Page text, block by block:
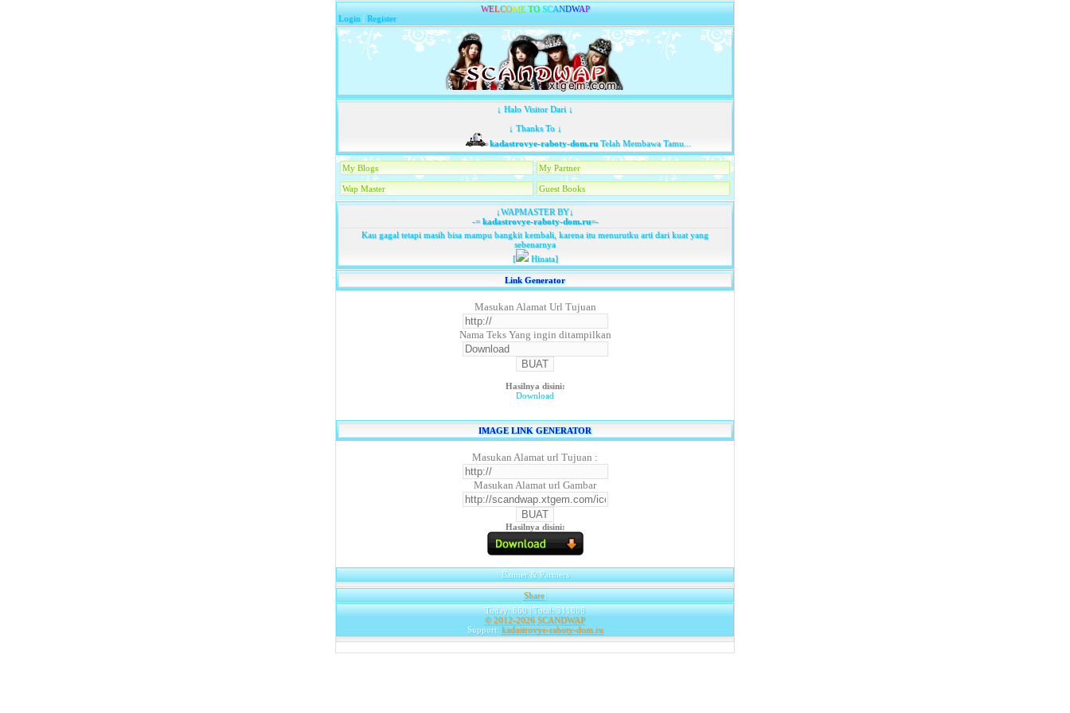
WELCOME TO SCANDWAP
Login |Register
↓ Halo Visitor Dari ↓
↓ Thanks To ↓
kadastrovye-raboty-dom.ruTelah Membawa Tamu...
My Blogs My Partner
Wap Master Guest Books
↓WAPMASTER BY↓
-=kadastrovye-raboty-dom.ru=-
Kau gagal tetapi masih bisa mampu bangkit kembali, karena itu menurutku arti dari kuat yang
sebenarnya
[
Hinata]
Link Generator
Masukan Alamat Url Tujuan
Nama Teks Yang ingin ditampilkan
Hasilnya disini:
Download
IMAGE LINK GENERATOR
Masukan Alamat url Tujuan :
Masukan Alamat url Gambar
Hasilnya disini:
Banner & Partners
Share|
Today: 860 | Total: 311008
© 2012-2026 SCANDWAP
Support: kadastrovye-raboty-dom.ru